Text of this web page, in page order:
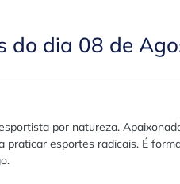
do dia 08 de
por natureza.
praticar esportes radicais. É